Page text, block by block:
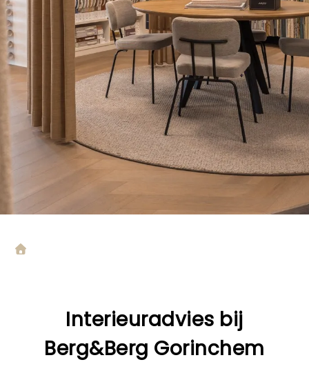
Interieuradvies bij
Berg&Berg Gorinchem